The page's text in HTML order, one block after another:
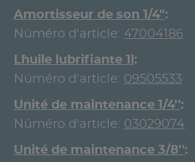
Amortisseur de son 1/4"
Núméro d'article: 47004186
L`huile lubrifiante 1l
Núméro d'article: 09505533
Unité de maintenance 1/4''
Núméro d'article: 03029074
Unité de maintenance 3/8''